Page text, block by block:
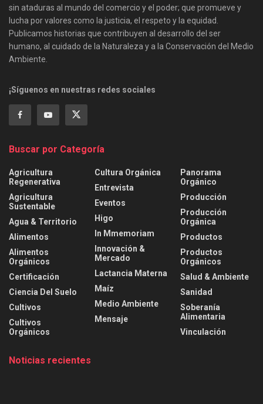
sin ataduras al mundo del comercio y el poder; que promueve y
lucha por valores como la justicia, el respeto y la equidad.
Publicamos historias que contribuyen al desarrollo del ser
humano, al cuidado de la Naturaleza y a la Conservación del Medio
Ambiente.
¡Síguenos en nuestras redes sociales
Buscar por Categoría
Agricultura
Regenerativa
Agricultura
Sustentable
Agua & Territorio
Alimentos
Alimentos
Orgánicos
Certificación
Ciencia Del Suelo
Cultivos
Cultivos
Orgánicos
Cultura Orgánica
Entrevista
Eventos
Higo
In Mmemoriam
Innovación &
Mercado
Lactancia Materna
Maíz
Medio Ambiente
Mensaje
Panorama
Orgánico
Producción
Producción
Orgánica
Productos
Productos
Orgánicos
Salud & Ambiente
Sanidad
Soberanía
Alimentaria
Vinculación
Noticias recientes